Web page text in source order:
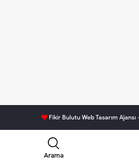
Fikir Bulutu Web Tasarım Ajansı
Arama